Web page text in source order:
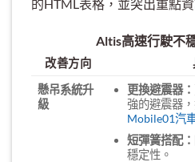
的HTML表格，並突出重點資
Altis高速行駛不
改善方向
懸吊系統升
級
更換避震器：
強的避震器
Mobile01汽
短彈簧搭配：
穩定性。